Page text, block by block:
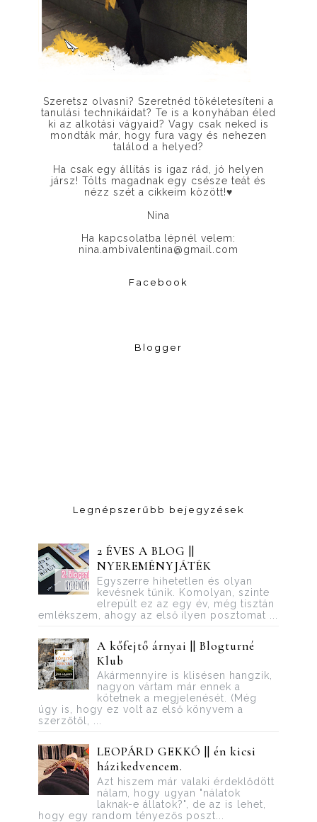
Szeretsz olvasni? Szeretnéd tökéletesíteni a
tanulási technikáidat? Te is a konyhában éled
ki az alkotási vágyaid? Vagy csak neked is
mondták már, hogy fura vagy és nehezen
találod a helyed?
Ha csak egy állítás is igaz rád, jó helyen
jársz! Tölts magadnak egy csésze teát és
nézz szét a cikkeim között!♥
Nina
Ha kapcsolatba lépnél velem:
nina.ambivalentina@gmail.com
Facebook
Blogger
Legnépszerűbb bejegyzések
2 ÉVES A BLOG ||
NYEREMÉNYJÁTÉK
Egyszerre hihetetlen és olyan
kevésnek tűnik. Komolyan, szinte
elrepült ez az egy év, még tisztán
emlékszem, ahogy az első ilyen posztomat ...
A kőfejtő árnyai || Blogturné
Klub
Akármennyire is klisésen hangzik,
nagyon vártam már ennek a
kötetnek a megjelenését. (Még
úgy is, hogy ez volt az első könyvem a
szerzőtől, ...
LEOPÁRD GEKKÓ || én kicsi
házikedvencem.
Azt hiszem már valaki érdeklődött
nálam, hogy ugyan "nálatok
laknak-e állatok?", de az is lehet,
hogy egy random tényezős poszt...